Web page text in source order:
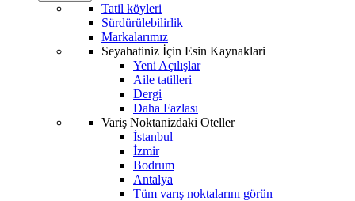
Tatil köyleri
Sürdürülebilirlik
Markalarımız
Seyahatiniz İçin Esin Kaynaklari
Yeni Açılışlar
Aile tatilleri
Dergi
Daha Fazlası
Variş Noktanizdaki Oteller
İstanbul
İzmir
Bodrum
Antalya
Tüm varış noktalarını görün